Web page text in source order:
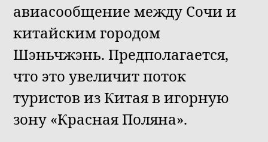
авиасообщение между Сочи и
китайским городом
Шэньчжэнь. Предполагается,
что это увеличит поток
туристов из Китая в игорную
зону «Красная Поляна».